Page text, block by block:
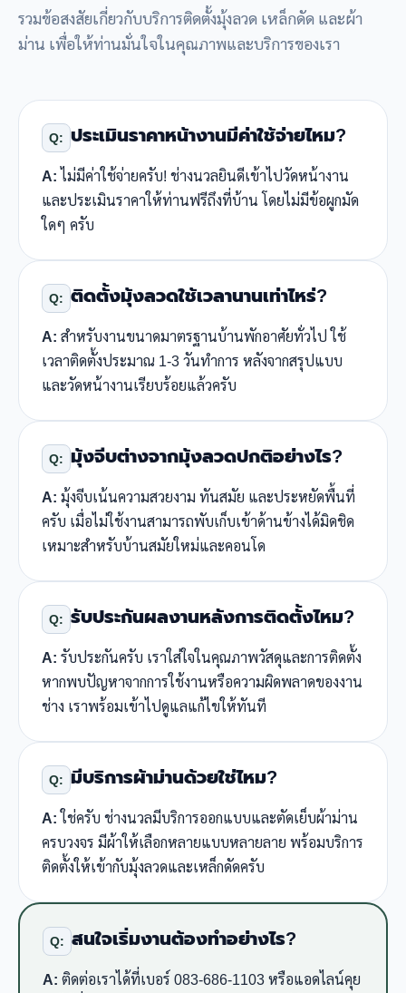
รวมข้อสงสัยเกี่ยวกับบริการติดตั้งมุ้งลวด เหล็กดัด และผ้า
ม่าน เพื่อให้ท่านมั่นใจในคุณภาพและบริการของเรา
Q: ประเมินราคาหน้างานมีค่าใช้จ่ายไหม?
A:ไม่มีค่าใช้จ่ายครับ! ช่างนวลยินดีเข้าไปวัดหน้างาน
และประเมินราคาให้ท่านฟรีถึงที่บ้าน โดยไม่มีข้อผูกมัด
ใดๆ ครับ
Q: ติดตั้งมุ้งลวดใช้เวลานานเท่าไหร่?
A: สำหรับงานขนาดมาตรฐานบ้านพักอาศัยทั่วไป ใช้
เวลาติดตั้งประมาณ 1-3 วันทำการ หลังจากสรุปแบบ
และวัดหน้างานเรียบร้อยแล้วครับ
Q: มุ้งจีบต่างจากมุ้งลวดปกติอย่างไร?
A: มุ้งจีบเน้นความสวยงาม ทันสมัย และประหยัดพื้นที่
ครับ เมื่อไม่ใช้งานสามารถพับเก็บเข้าด้านข้างได้มิดชิด
เหมาะสำหรับบ้านสมัยใหม่และคอนโด
Q: รับประกันผลงานหลังการติดตั้งไหม?
A: รับประกันครับ เราใส่ใจในคุณภาพวัสดุและการติดตั้ง
หากพบปัญหาจากการใช้งานหรือความผิดพลาดของงาน
ช่าง เราพร้อมเข้าไปดูแลแก้ไขให้ทันที
Q: มีบริการผ้าม่านด้วยใช่ไหม?
A:ใช่ครับ ช่างนวลมีบริการออกแบบและตัดเย็บผ้าม่าน
ครบวงจร มีผ้าให้เลือกหลายแบบหลายลาย พร้อมบริการ
ติดตั้งให้เข้ากับมุ้งลวดและเหล็กดัดครับ
Q: สนใจเริ่มงานต้องทำอย่างไร?
A: ติดต่อเราได้ที่เบอร์ 083-686-1103 หรือแอดไลน์คุย